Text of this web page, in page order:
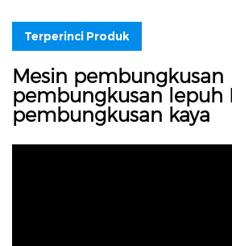
Terperinci Produk
Mesin pembungkusan
pembungkusan lepuh
pembungkusan kaya